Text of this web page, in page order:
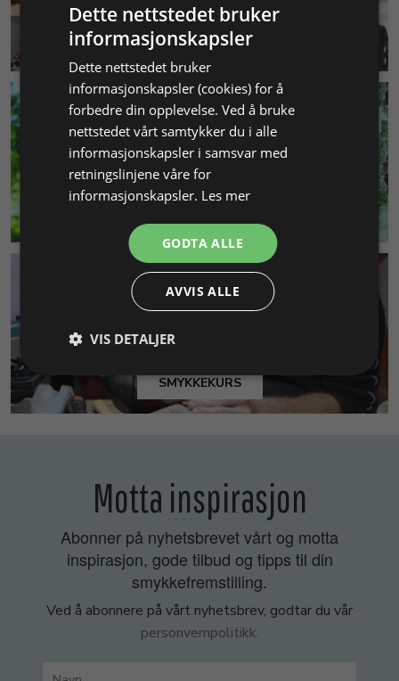
KUNDESERVICE
SMYKKEKURS
Motta inspirasjon
Abonner på nyhetsbrevet vårt og motta
inspirasjon, gode tilbud og tipps til din
smykkefremstilling.
Ved å abonnere på vårt nyhetsbrev, godtar du vår
personvernpolitikk.
Dette nettstedet bruker
informasjonskapsler
Dette nettstedet bruker
informasjonskapsler (cookies) for å
forbedre din opplevelse. Ved å bruke
nettstedet vårt samtykker du i alle
informasjonskapsler i samsvar med
retningslinjene våre for
informasjonskapsler. Les mer
GODTA ALLE
AVVIS ALLE
VIS DETALJER